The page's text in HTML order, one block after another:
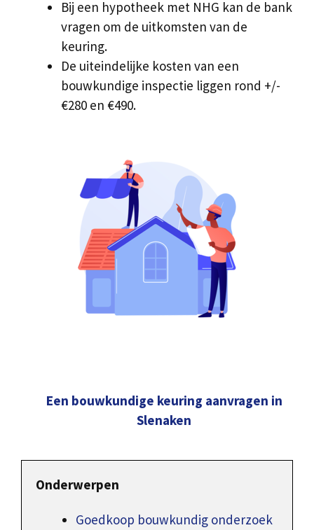
Bij een hypotheek met NHG kan de bank
vragen om de uitkomsten van de
keuring.
De uiteindelijke kosten van een
bouwkundige inspectie liggen rond +/-
€280 en €490.
Een bouwkundige keuring aanvragen in
Slenaken
Onderwerpen
Goedkoop bouwkundig onderzoek